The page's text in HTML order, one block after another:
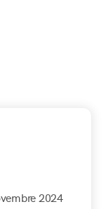
2024